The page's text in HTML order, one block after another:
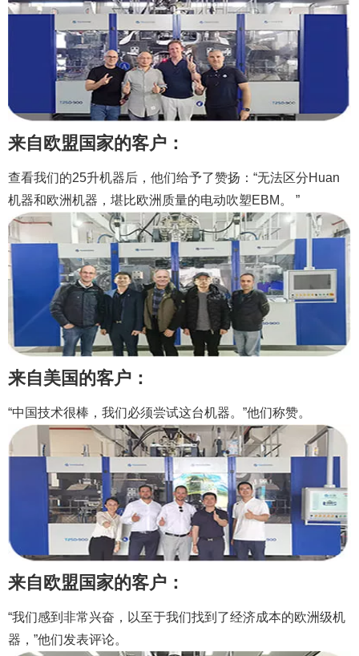
来自欧盟国家的客户：
查看我们的25升机器后，他们给予了赞扬：“无法区分Huan
机器和欧洲机器，堪比欧洲质量的电动吹塑EBM。 ”
来自美国的客户：
“中国技术很棒，我们必须尝试这台机器。”他们称赞。
来自欧盟国家的客户：
“我们感到非常兴奋，以至于我们找到了经济成本的欧洲级机
器，”他们发表评论。